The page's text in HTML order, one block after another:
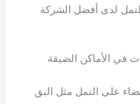
لدى أفضل الشركة
في الأماكن الضيقة
على النمل مثل البق